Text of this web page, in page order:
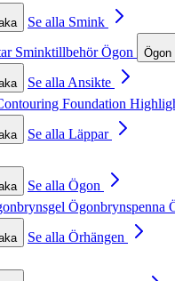
Se alla Smink
SminktillbehörÖgon Ögon
Se alla Ansikte
Foundation
Se alla Läppar
Se alla Ögon
Ögonbrynspenna
Se alla Örhängen